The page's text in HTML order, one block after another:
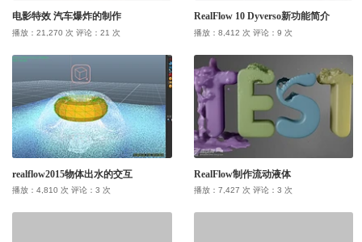
插件
用户或作者
电影特效 汽车爆炸的制作
播放：21,270 次 评论：21 次
RealFlow 10 Dyverso新功能简介
播放：8,412 次 评论：9 次
realflow2015物体出水的交互
播放：4,810 次 评论：3 次
RealFlow制作流动液体
播放：7,427 次 评论：3 次